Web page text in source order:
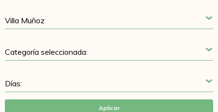
Aplicar